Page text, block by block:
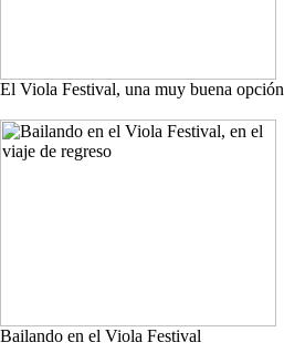
El Viola Festival, una muy buena opción
Bailando en el Viola Festival